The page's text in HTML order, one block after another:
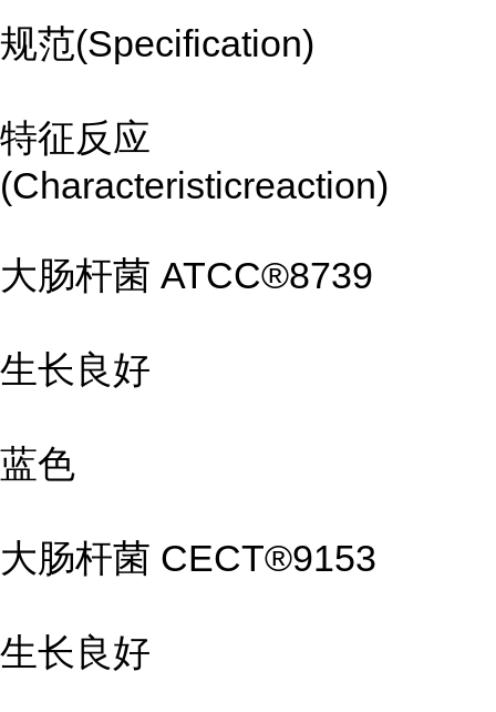
规范(Specification)
特征反应
(Characteristicreaction)
大肠杆菌 ATCC®8739
生长良好
蓝色
大肠杆菌 CECT®9153
生长良好